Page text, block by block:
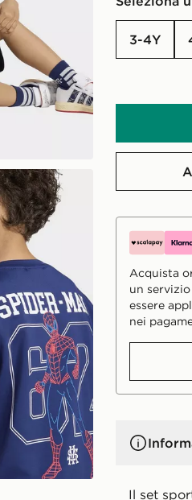
3-4Y
Acquista
un
essere
nei
Il set